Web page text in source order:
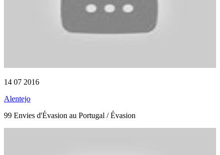
14 07 2016
Alentejo
99 Envies d'Évasion au Portugal / Évasion